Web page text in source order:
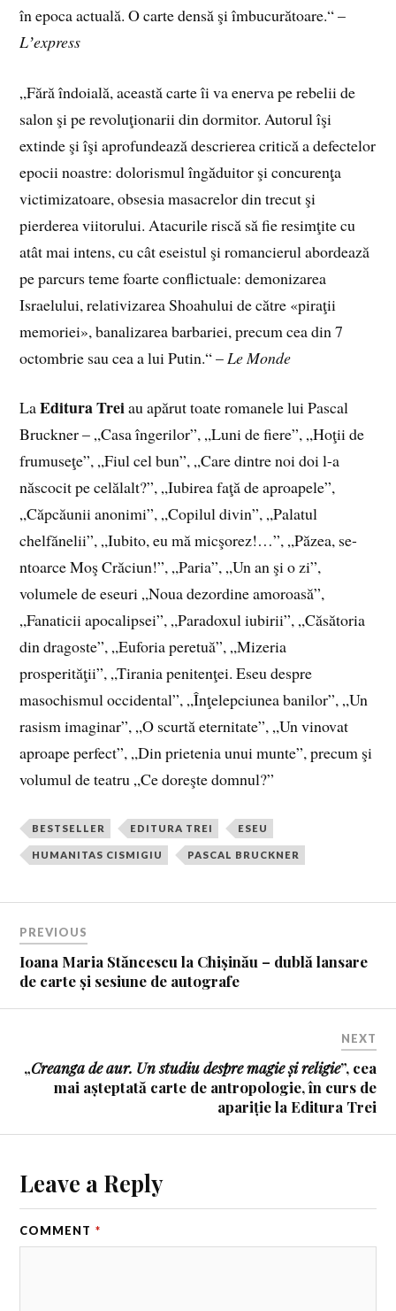
în epoca actuală. O carte densă şi îmbucurătoare.“ –
Lʼexpress
„Fără îndoială, această carte îi va enerva pe rebelii de
salon şi pe revoluţionarii din dormitor. Autorul îşi
extinde şi îşi aprofundează descrierea critică a defectelor
epocii noastre: dolorismul îngăduitor şi concurenţa
victimizatoare, obsesia masacrelor din trecut şi
pierderea viitorului. Atacurile riscă să fie resimţite cu
atât mai intens, cu cât eseistul şi romancierul abordează
pe parcurs teme foarte conflictuale: demonizarea
Israelului, relativizarea Shoahului de către «piraţii
memoriei», banalizarea barbariei, precum cea din 7
octombrie sau cea a lui Putin.“ – Le Monde
LaEditura Treiau apărut toate romanele lui Pascal
Bruckner – „Casa îngerilor”, „Luni de fiere”, „Hoţii de
frumuseţe”, „Fiul cel bun”, „Care dintre noi doi l-a
născocit pe celălalt?”, „Iubirea faţă de aproapele”,
„Căpcăunii anonimi”, „Copilul divin”, „Palatul
chelfănelii”, „Iubito, eu mă micşorez!…”, „Păzea, se-
ntoarce Moş Crăciun!”, „Paria”, „Un an şi o zi”,
volumele de eseuri „Noua dezordine amoroasă”,
„Fanaticii apocalipsei”, „Paradoxul iubirii”, „Căsătoria
din dragoste”, „Euforia peretuă”, „Mizeria
prosperităţii”, „Tirania penitenţei. Eseu despre
masochismul occidental”, „Înţelepciunea banilor”, „Un
rasism imaginar”, „O scurtă eternitate”, „Un vinovat
aproape perfect”, „Din prietenia unui munte”, precum şi
volumul de teatru „Ce doreşte domnul?”
BESTSELLER EDITURA TREI ESEU
HUMANITAS CISMIGIU PASCAL BRUCKNER
PREVIOUS
Ioana Maria Stăncescu la Chișinău – dublă lansare
de carte și sesiune de autografe
NEXT
„Creanga de aur. Un studiu despre magie și religie”, cea
mai așteptată carte de antropologie, în curs de
apariție la Editura Trei
Leave a Reply
COMMENT *